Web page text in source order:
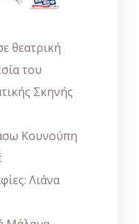
θεατρική
του
Σκηνής
Κουνούπη
Λιάνα